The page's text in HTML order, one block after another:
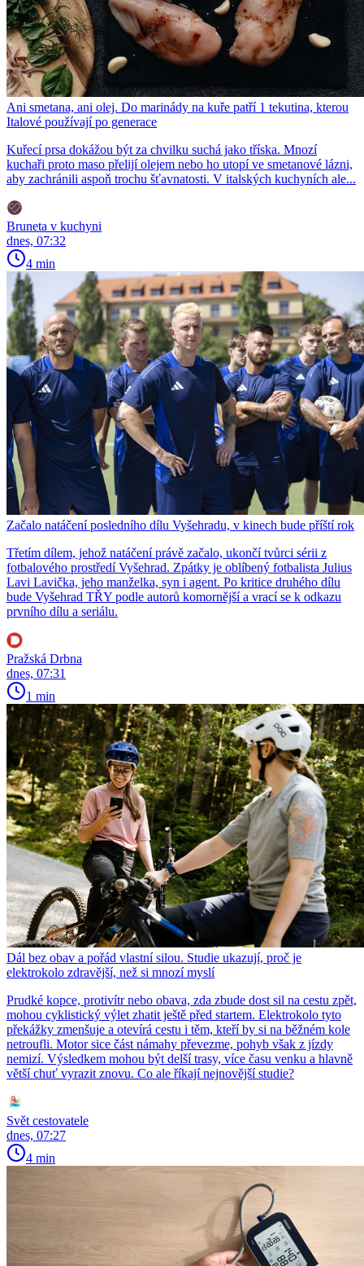
Ani smetana, ani olej. Do marinády na kuře patří 1 tekutina, kterou
Italové používají po generace
Kuřecí prsa dokážou být za chvilku suchá jako tříska. Mnozí
kuchaři proto maso přelijí olejem nebo ho utopí ve smetanové lázni,
aby zachránili aspoň trochu šťavnatosti. V italských kuchyních ale...
Bruneta v kuchyni
dnes, 07:32
4 min
Začalo natáčení posledního dílu Vyšehradu, v kinech bude příští rok
Třetím dílem, jehož natáčení právě začalo, ukončí tvůrci sérii z
fotbalového prostředí Vyšehrad. Zpátky je oblíbený fotbalista Julius
Lavi Lavička, jeho manželka, syn i agent. Po kritice druhého dílu
bude Vyšehrad TŘY podle autorů komornější a vrací se k odkazu
prvního dílu a seriálu.
Pražská Drbna
dnes, 07:31
1 min
Dál bez obav a pořád vlastní silou. Studie ukazují, proč je
elektrokolo zdravější, než si mnozí myslí
Prudké kopce, protivítr nebo obava, zda zbude dost sil na cestu zpět,
mohou cyklistický výlet zhatit ještě před startem. Elektrokolo tyto
překážky zmenšuje a otevírá cestu i těm, kteří by si na běžném kole
netroufli. Motor sice část námahy převezme, pohyb však z jízdy
nemizí. Výsledkem mohou být delší trasy, více času venku a hlavně
větší chuť vyrazit znovu. Co ale říkají nejnovější studie?
Svět cestovatele
dnes, 07:27
4 min